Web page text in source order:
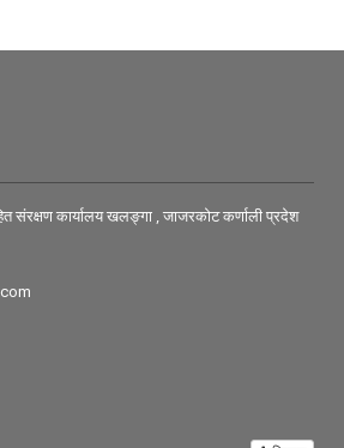
संरक्षण कार्यालय खलङ्गा , जाजरकोट कर्णाली प्रदेश